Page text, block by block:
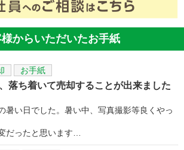
からいただいたお手紙
お手紙
落ち着いて売却することが出来ました
暑い日でした。暑い中、写真撮影等良くやっ
だったと思います…